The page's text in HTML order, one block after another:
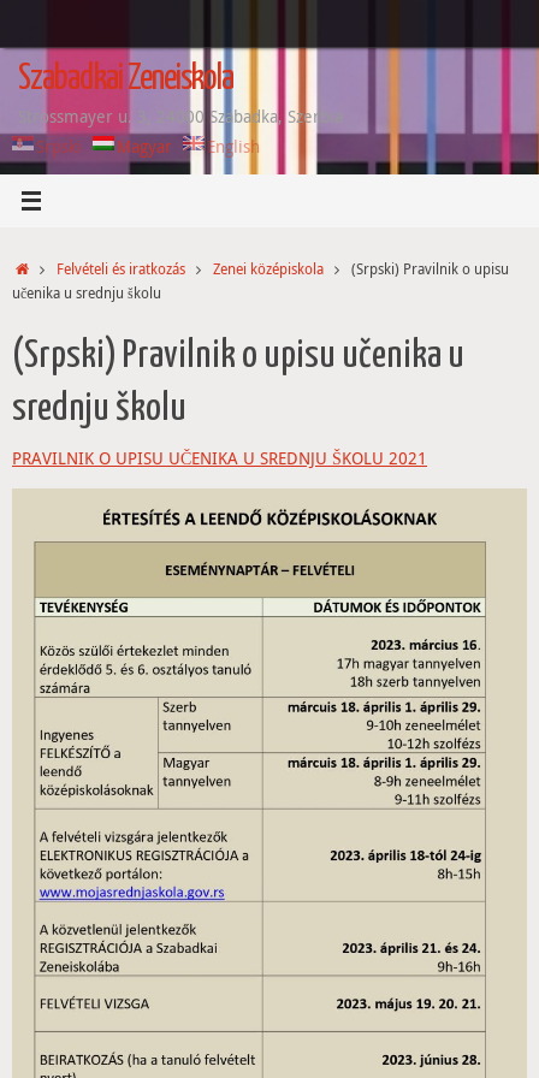
tartalomra
Szabadkai Zeneiskola
Strossmayer u. 3, 24000 Szabadka, Szerbia
Srpski
Magyar English
HomeFelvételi és iratkozás Zenei középiskola
(Srpski) Pravilnik o upisu
učenika u srednju školu
(Srpski) Pravilnik o upisu učenika u
srednju školu
PRAVILNIK O UPISU UČENIKA U SREDNJU ŠKOLU 2021